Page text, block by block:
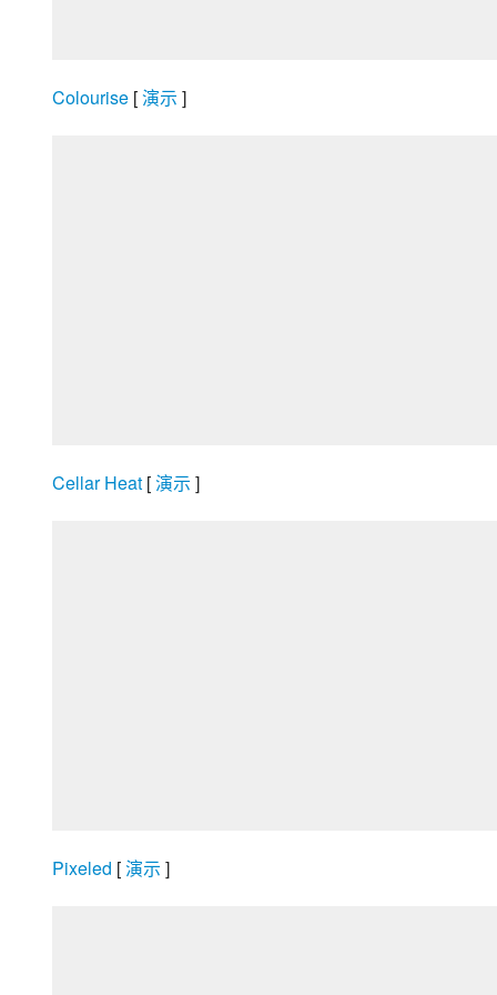
Colourise [ 演示 ]
Cellar Heat [ 演示 ]
Pixeled [ 演示 ]